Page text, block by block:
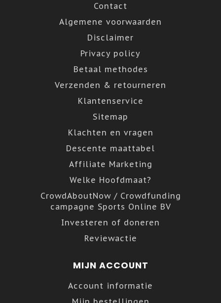
Contact
Algemene voorwaarden
Disclaimer
Privacy policy
Betaal methodes
Verzenden & retourneren
Klantenservice
Sitemap
Klachten en vragen
Descente maattabel
Affiliate Marketing
Welke Hoofdmaat?
CrowdAboutNow / Crowdfunding
campagne Sports Online BV
Investeren of doneren
Reviewactie
MIJN ACCOUNT
Account informatie